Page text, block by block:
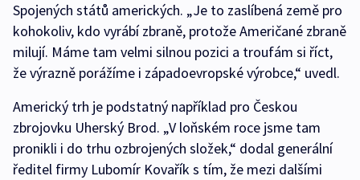
Spojených států amerických. „Je to zaslíbená země pro
kohokoliv, kdo vyrábí zbraně, protože Američané zbraně
milují. Máme tam velmi silnou pozici a troufám si říct,
že výrazně porážíme i západoevropské výrobce,“ uvedl.
Americký trh je podstatný například pro Českou
zbrojovku Uherský Brod. „V loňském roce jsme tam
pronikli i do trhu ozbrojených složek,“ dodal generální
ředitel firmy Lubomír Kovařík s tím, že mezi dalšími